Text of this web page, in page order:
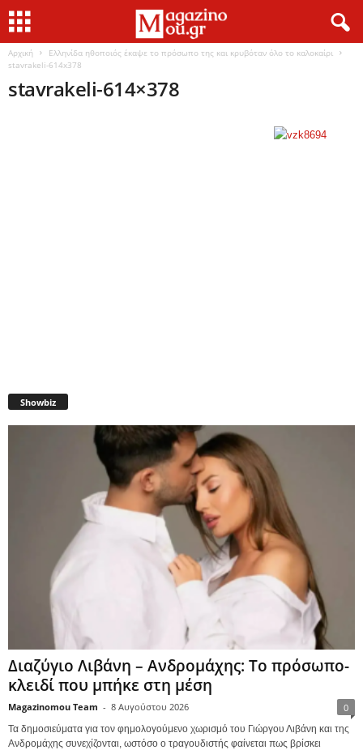
Αρχική
Ελληνίδα ηθοποιός έκαψε το πρόσωπο της και κρυβόταν όλο το καλοκαίρι
stavrakeli-614x378
stavrakeli-614×378
Showbiz
Διαζύγιο Λιβάνη – Ανδρομάχης: Το πρόσωπο-
κλειδί που μπήκε στη μέση
Magazinomou Team - 8 Αυγούστου 2026 0
Τα δημοσιεύματα για τον φημολογούμενο χωρισμό του Γιώργου Λιβάνη και της
Ανδρομάχης συνεχίζονται, ωστόσο ο τραγουδιστής φαίνεται πως βρίσκει